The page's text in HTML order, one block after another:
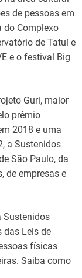
de pessoas em
do Complexo
de Tatuí e
e o festival Big
Guri, maior
prêmio
2018 e uma
a Sustenidos
São Paulo, da
de empresas e
Sustenidos
das Leis de
físicas
Saiba como